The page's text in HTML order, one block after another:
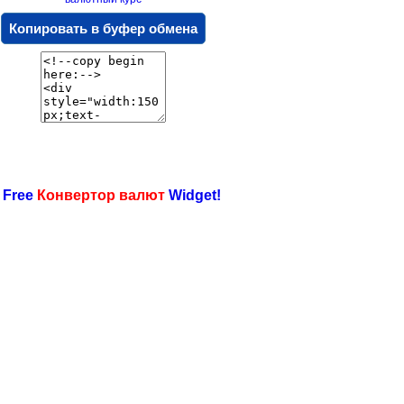
Копировать в буфер обмена
Конвертор валют Widget!